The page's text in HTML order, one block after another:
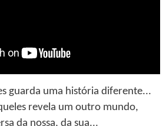
guarda uma história diferente...
revela um outro mundo,
da nossa, da sua...